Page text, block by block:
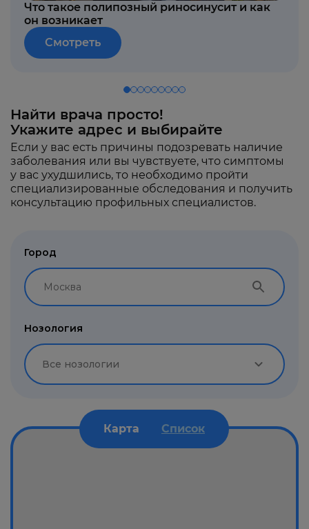
Что такое полипозный риносинусит и как
он возникает
Смотреть
Найти врача просто!
Укажите адрес и выбирайте
Если у вас есть причины подозревать наличие
заболевания или вы чувствуете, что симптомы
у вас ухудшились, то необходимо пройти
специализированные обследования и получить
консультацию профильных специалистов.